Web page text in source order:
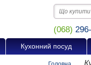
(068)
Кухонний посуд